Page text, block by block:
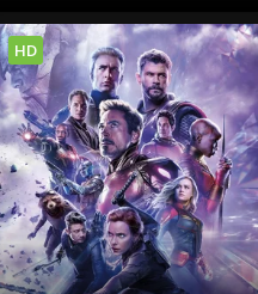
HD